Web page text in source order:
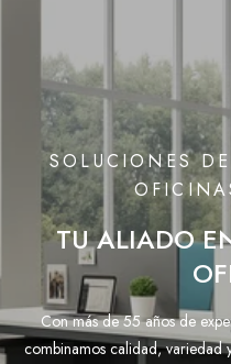
SOLUCIONES
TU ALIADO
Con más de 55 años de
combinamos calidad, variedad